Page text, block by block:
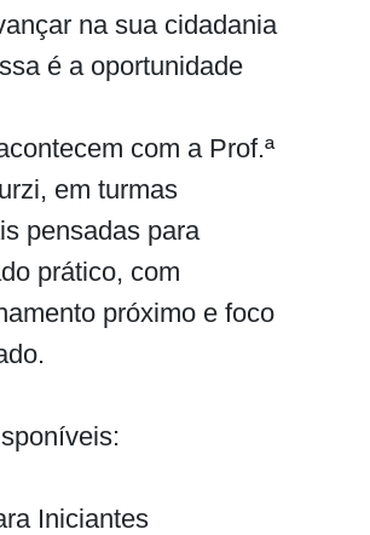
na sua cidadania
é a oportunidade
com a Prof.ª
em turmas
pensadas para
prático, com
próximo e foco
Iniciantes